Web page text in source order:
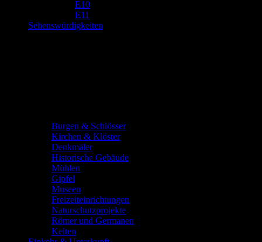
E10
E11
Sehenswürdigkeiten
Burgen & Schlösser
Kirchen & Klöster
Denkmäler
Historische Gebäude
Mühlen
Gipfel
Museen
Freizeiteinrichtungen
Naturschutzprojekte
Römer und Germanen
Kelten